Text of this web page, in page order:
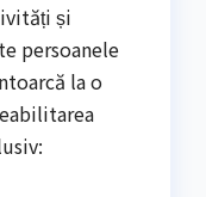
și
persoanele
la o